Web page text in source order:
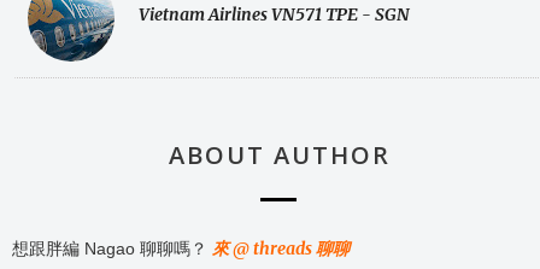
Vietnam Airlines VN571 TPE - SGN
ABOUT AUTHOR
想跟胖編 Nagao 聊聊嗎？ 來 @ threads 聊聊